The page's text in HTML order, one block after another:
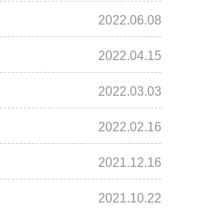
2022.06.08
2022.04.15
2022.03.03
2022.02.16
2021.12.16
2021.10.22